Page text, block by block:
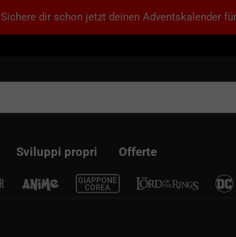
Sichere dir schon jetzt deinen Adventskalender
Sviluppi propri Offerte